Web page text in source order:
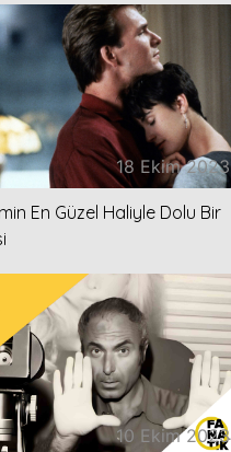
18 Ekim 2023
En Güzel Haliyle Dolu Bir
10 Ekim 2023